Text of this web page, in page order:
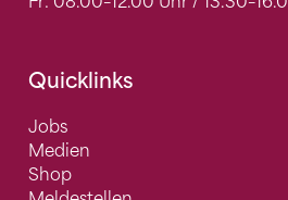
Quicklinks
Jobs
Medien
Shop